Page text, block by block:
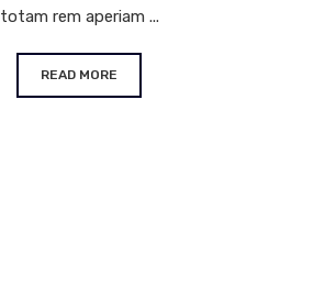
totam rem aperiam ...
READ MORE